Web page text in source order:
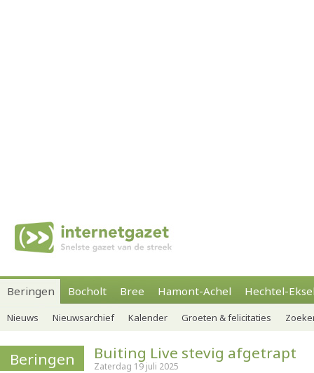
Beringen Bocholt Bree Hamont-Achel Hechtel-
Nieuws Nieuwsarchief Kalender Groeten & felicitaties
Beringen Buiting Live stevig afgetrapt
Zaterdag 19 juli 2025